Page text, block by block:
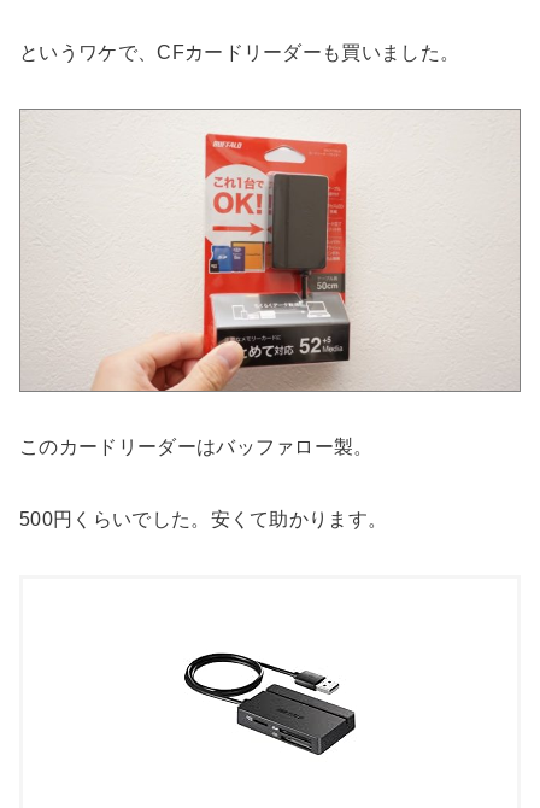
というワケで、CFカードリーダーも買いました。
このカードリーダーはバッファロー製。
500円くらいでした。安くて助かります。